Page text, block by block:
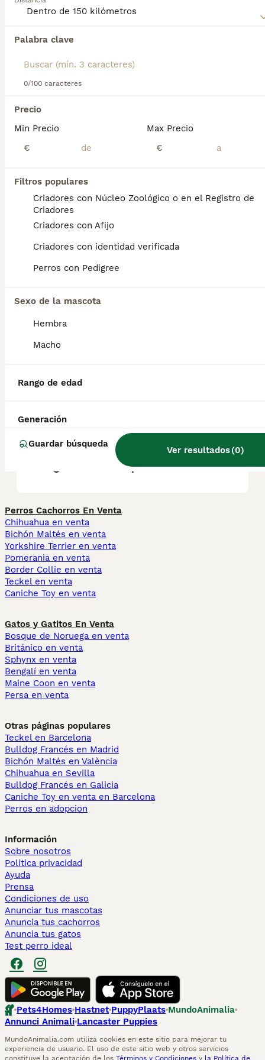
Palabra clave
0/100 caracteres
Precio
Min Precio
€
Max Precio
€
Filtros populares
Criadores con Núcleo Zoológico o en el Registro de
Criadores
Criadores con Afijo
Criadores con identidad verificada
Perros con Pedigree
Sexo de la mascota
Hembra
Macho
Rango de edad
Generación
Guardar búsqueda
Ver resultados(0)
Encontramos 0 Dogo Argentino Perros para
Si deseas exactamente esta búsqueda guarda tu
búsqueda y espera el resultado perfecto:
Preguntas frecuentes
¿Dogo Argentino es
agresivo?
A pesar de su apariencia imponente, son
generalmente amigables y cariñosos con sus
propietarios y pueden ser muy afectuosos.
Es esencial destacar que el Dogo Argentino
¿Cómo se comporta el Dogo
Argentino con los niños?
¿Es legal tener un Dogo
Argentino en España?
Perros Cachorros En Venta
Chihuahua en venta
Bichón Maltés en venta
Yorkshire Terrier en venta
Pomerania en venta
Border Collie en venta
Teckel en venta
Caniche Toy en venta
Gatos y Gatitos En Venta
Bosque de Noruega en venta
Británico en venta
Sphynx en venta
Bengalí en venta
Maine Coon en venta
Persa en venta
Otras páginas populares
Teckel en Barcelona
Bulldog Francés en Madrid
Bichón Maltés en València
Chihuahua en Sevilla
Bulldog Francés en Galicia
Caniche Toy en venta en Barcelona
Perros en adopcion
Información
Sobre nosotros
Politica privacidad
Ayuda
Prensa
Condiciones de uso
Anunciar tus mascotas
Anuncia tus cachorros
Anuncia tus gatos
Test perro ideal
Pets4Homes Hastnet PuppyPlaats MundoAnimalia
Annunci Animali Lancaster Puppies
MundoAnimalia.com utiliza cookies en este sitio para mejorar tu
experiencia de usuario. El uso de este sitio web y otros servicios